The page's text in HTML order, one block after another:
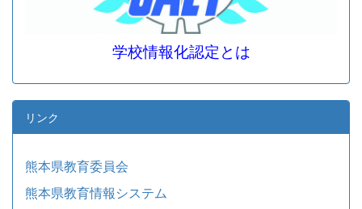
学校情報化認定とは
リンク
熊本県教育委員会
熊本県教育情報システム